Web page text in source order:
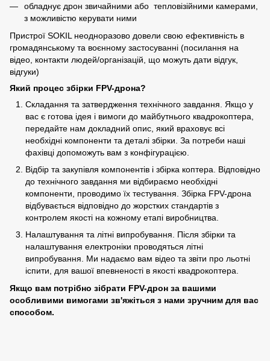
обладнує дрон звичайними або тепловізійними камерами,
з можливістю керувати ними
Пристрої SOKIL неодноразово довели свою ефективність в
громадянському та воєнному застосуванні (посилання на
відео, контакти людей/організацій, що можуть дати відгук,
відгуки)
Який процес збірки FPV-дрона?
Складання та затвердження технічного завдання. Якщо у
вас є готова ідея і вимоги до майбутнього квадрокоптера,
передайте нам докладний опис, який враховує всі
необхідні компоненти та деталі збірки. За потреби наші
фахівці допоможуть вам з конфігурацією.
Відбір та закупівля компонентів і збірка коптера. Відповідно
до технічного завдання ми відбираємо необхідні
компоненти, проводимо їх тестування. Збірка FPV-дрона
відбувається відповідно до жорстких стандартів з
контролем якості на кожному етапі виробництва.
Налаштування та літні випробування. Після збірки та
налаштування електроніки проводяться літні
випробування. Ми надаємо вам відео та звіти про льотні
іспити, для вашої впевненості в якості квадрокоптера.
Якщо вам потрібно зібрати FPV-дрон за вашими
особливими вимогами зв'яжіться з нами зручним для вас
способом.